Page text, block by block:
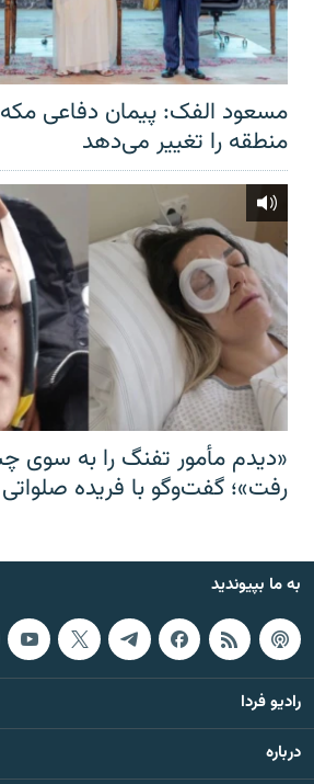
مسعود الفک: پیمان دفاعی مکه
منطقه را تغییر می‌دهد
«دیدم مأمور تفنگ را به سوی
رفت»؛ گفت‌و‌گو با فریده صلواتی
به ما بپیوندید
رادیو فردا
درباره